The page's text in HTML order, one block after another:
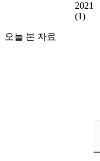
2021
(1)
오늘 본 자료